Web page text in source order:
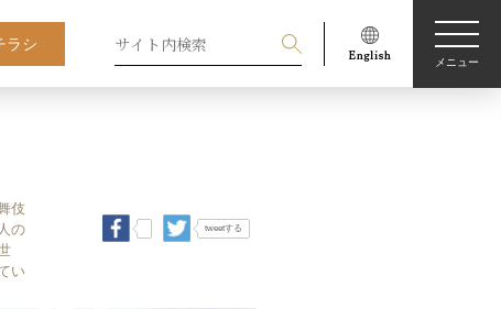
ラシ
メニュー
伎
の
い
tweetする